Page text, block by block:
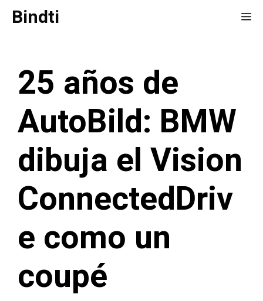
SaltarBindti
25 años de
AutoBild: BMW
dibuja el Vision
ConnectedDriv
e como un
coupé